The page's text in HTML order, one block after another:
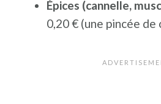
Épices (cannelle,
0,20 € (une pincée de